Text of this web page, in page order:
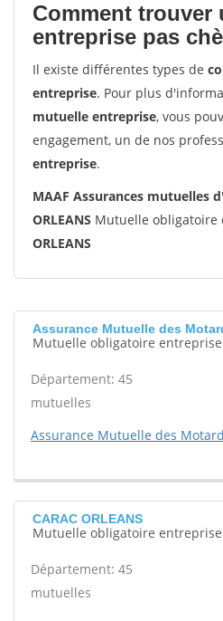
Comment trouver
entreprise pas
Il existe différentes types de
entreprise. Pour plus
mutuelle entreprise, vous
engagement, un de nos
entreprise.
MAAF Assurances mutuelles
ORLEANS Mutuelle obligatoire
ORLEANS
Assurance Mutuelle des
Mutuelle obligatoire entreprise
Département: 45
mutuelles
Assurance Mutuelle des
CARAC ORLEANS
Mutuelle obligatoire entreprise
Département: 45
mutuelles